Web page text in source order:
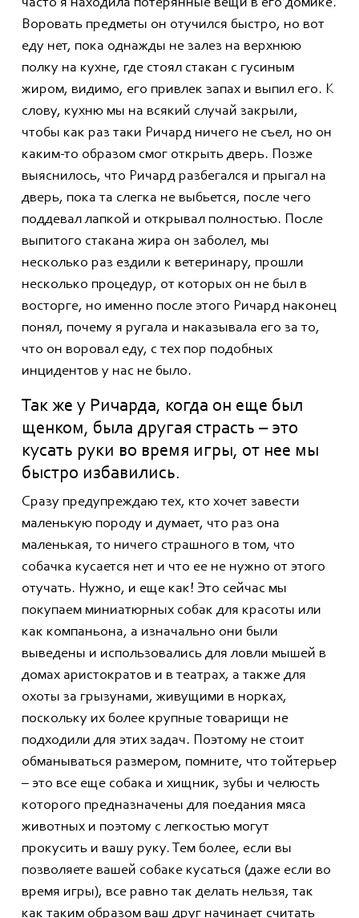
часто я находила потерянные вещи в его домике.
Воровать предметы он отучился быстро, но вот
еду нет, пока однажды не залез на верхнюю
полку на кухне, где стоял стакан с гусиным
жиром, видимо, его привлек запах и выпил его. К
слову, кухню мы на всякий случай закрыли,
чтобы как раз таки Ричард ничего не съел, но он
каким-то образом смог открыть дверь. Позже
выяснилось, что Ричард разбегался и прыгал на
дверь, пока та слегка не выбьется, после чего
поддевал лапкой и открывал полностью. После
выпитого стакана жира он заболел, мы
несколько раз ездили к ветеринару, прошли
несколько процедур, от которых он не был в
восторге, но именно после этого Ричард наконец
понял, почему я ругала и наказывала его за то,
что он воровал еду, с тех пор подобных
инцидентов у нас не было.
Так же у Ричарда, когда он еще был
щенком, была другая страсть – это
кусать руки во время игры, от нее мы
быстро избавились.
Сразу предупреждаю тех, кто хочет завести
маленькую породу и думает, что раз она
маленькая, то ничего страшного в том, что
собачка кусается нет и что ее не нужно от этого
отучать. Нужно, и еще как! Это сейчас мы
покупаем миниатюрных собак для красоты или
как компаньона, а изначально они были
выведены и использовались для ловли мышей в
домах аристократов и в театрах, а также для
охоты за грызунами, живущими в норках,
поскольку их более крупные товарищи не
подходили для этих задач. Поэтому не стоит
обманываться размером, помните, что тойтерьер
– это все еще собака и хищник, зубы и челюсть
которого предназначены для поедания мяса
животных и поэтому с легкостью могут
прокусить и вашу руку. Тем более, если вы
позволяете вашей собаке кусаться (даже если во
время игры), все равно так делать нельзя, так
как таким образом ваш друг начинает считать